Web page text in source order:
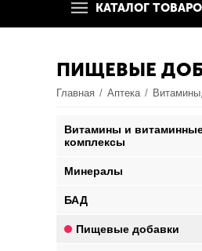
КАТАЛОГ
ПИЩЕВЫЕ
Главная / Аптека /
Витамины и
комплексы
Минералы
БАД
Пищевые добавки